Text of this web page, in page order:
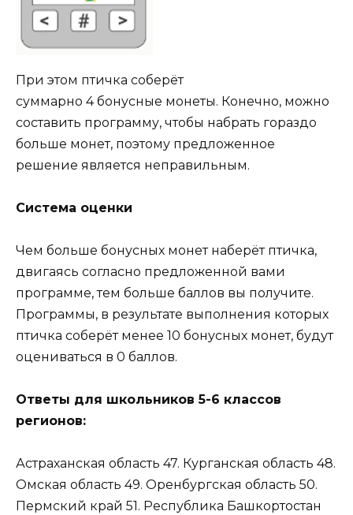
При этом птичка соберёт
суммарно 4 бонусные монеты. Конечно, можно
составить программу, чтобы набрать гораздо
больше монет, поэтому предложенное
решение является неправильным.
Система оценки
Чем больше бонусных монет наберёт птичка,
двигаясь согласно предложенной вами
программе, тем больше баллов вы получите.
Программы, в результате выполнения которых
птичка соберёт менее 10 бонусных монет, будут
оцениваться в 0 баллов.
Ответы для школьников 5-6 классов
регионов:
Астраханская область 47. Курганская область 48.
Омская область 49. Оренбургская область 50.
Пермский край 51. Республика Башкортостан